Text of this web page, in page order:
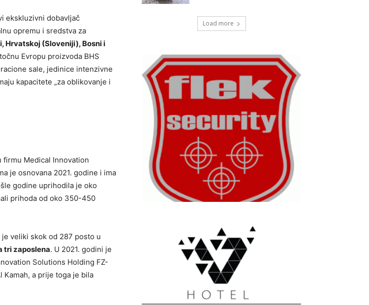
ekskluzivni dobavljač
opremu i sredstva za
Hrvatskoj (Sloveniji), Bosni i
Evropu proizvoda BHS
sale, jedinice intenzivne
kapacitete „za oblikovanje i
firmu Medical Innovation
je osnovana 2021. godine i ima
godine uprihodila je oko
prihoda od oko 350-450
je veliki skok od 287 posto u
tri zaposlena. U 2021. godini je
Solutions Holding FZ-
Kamah, a prije toga je bila
Load more